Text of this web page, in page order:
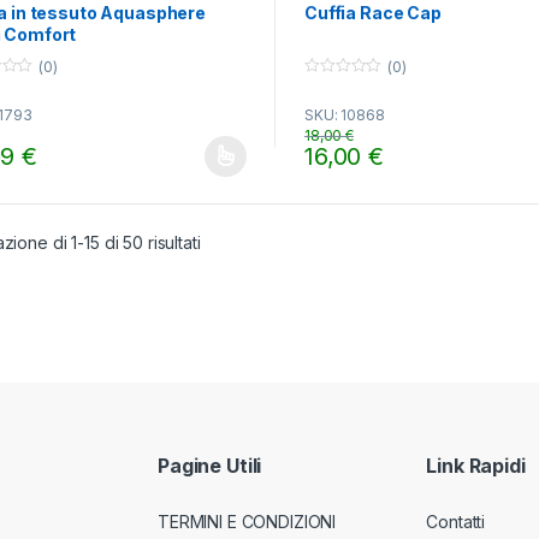
in tessuto Aquasphere
Comfort
(0)
€
prodotto ha più varianti. Le opzioni possono essere scelte nella
Cuffia Race Cap
u
t
o
(0)
SKU: 10868
16,00€
18,00€
Questo prodotto ha più
di 1-15 di 50 risultati
Pagine Utili
TERMINI E CONDIZIONI
Link Rapidi
Contatti